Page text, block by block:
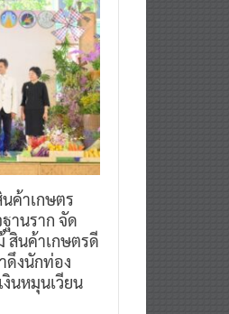
ค้าเกษตร
านราก จัด
สินค้าเกษตรดี
ดึงนักท่อง
งินหมุนเวียน